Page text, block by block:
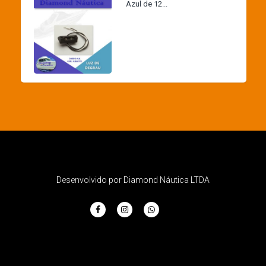
Azul de 12...
Desenvolvido por Diamond Náutica LTDA